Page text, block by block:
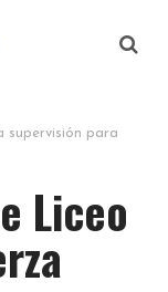
supervisión para
Liceo